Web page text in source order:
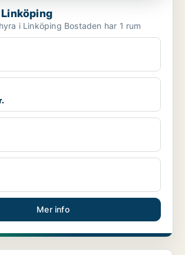
Lägenhet att hyra i Linköping Bostaden har 1 rum
Mer info